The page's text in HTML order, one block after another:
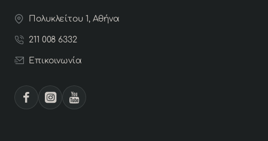
Πολυκλείτου 1, Αθήνα
211 008 6332
Επικοινωνία